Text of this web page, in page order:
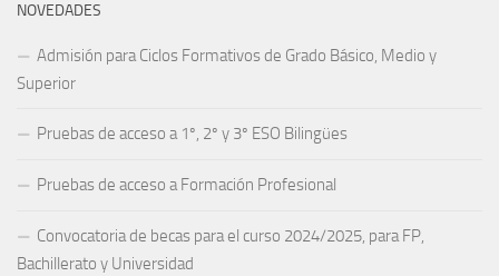
NOVEDADES
Admisión para Ciclos Formativos de Grado Básico, Medio y
Superior
Pruebas de acceso a 1º, 2º y 3º ESO Bilingües
Pruebas de acceso a Formación Profesional
Convocatoria de becas para el curso 2024/2025, para FP,
Bachillerato y Universidad